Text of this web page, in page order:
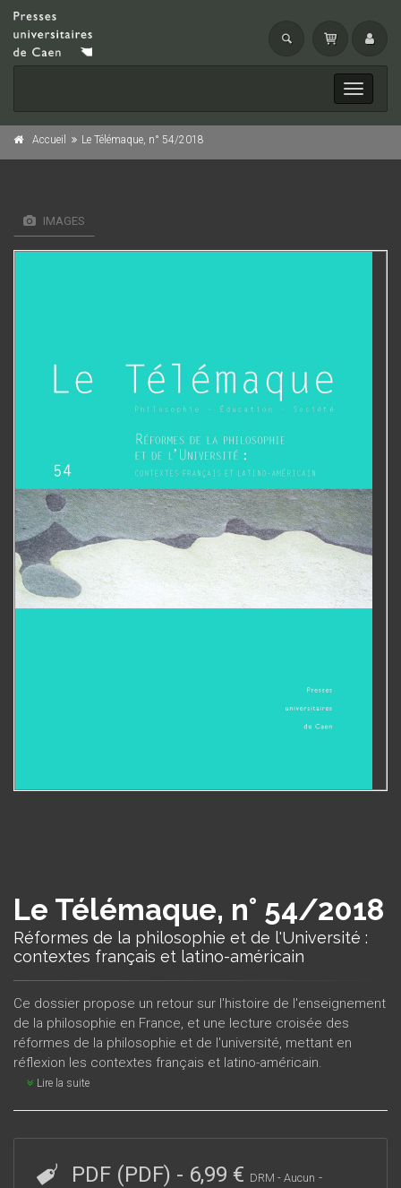
Toggle
Accueil Le Télémaque, n° 54/2018
IMAGES
Le Télémaque, n° 54/2018
Réformes de la philosophie et de l'Université :
contextes français et latino-américain
Ce dossier propose un retour sur l'histoire de l'enseignement
de la philosophie en France, et une lecture croisée des
réformes de la philosophie et de l'université, mettant en
réflexion les contextes français et latino-américain.
Lire la suite
PDF (PDF) - 6,99 € DRM - Aucun -